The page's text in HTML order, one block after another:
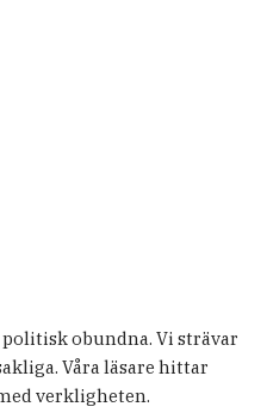
obundna. Vi strävar
Våra läsare hittar
verkligheten.